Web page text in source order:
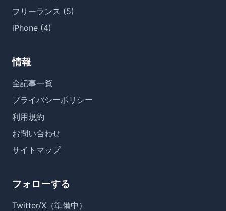
フリーランス (5)
iPhone (4)
情報
全記事一覧
プライバシーポリシー
利用規約
お問い合わせ
サイトマップ
フォローする
Twitter/X（準備中）